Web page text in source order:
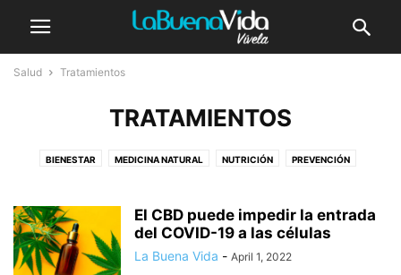
Salud Tratamientos
TRATAMIENTOS
BIENESTAR MEDICINA NATURAL NUTRICIÓN PREVENCIÓN
El CBD puede impedir la entrada
del COVID-19 a las células
La Buena Vida - April 1, 2022